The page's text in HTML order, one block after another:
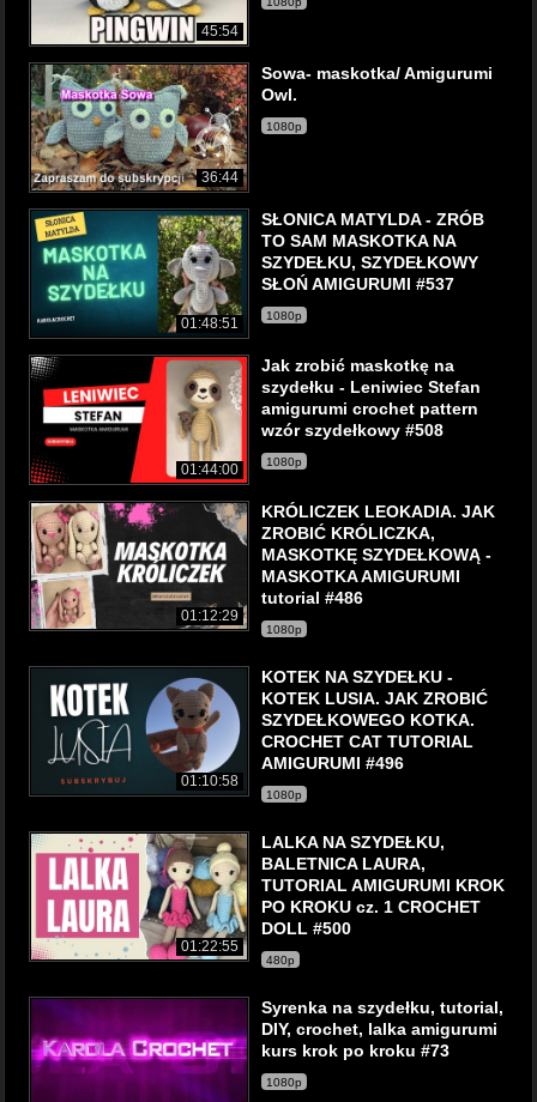
45:54
36:44
Sowa- maskotka/ Amigurumi
Owl.
1080p
01:48:51
SŁONICA MATYLDA - ZRÓB
TO SAM MASKOTKA NA
SZYDEŁKU, SZYDEŁKOWY
SŁOŃ AMIGURUMI #537
1080p
01:44:00
Jak zrobić maskotkę na
szydełku - Leniwiec Stefan
amigurumi crochet pattern
wzór szydełkowy #508
1080p
01:12:29
KRÓLICZEK LEOKADIA. JAK
ZROBIĆ KRÓLICZKA,
MASKOTKĘ SZYDEŁKOWĄ -
MASKOTKA AMIGURUMI
tutorial #486
1080p
01:10:58
KOTEK NA SZYDEŁKU -
KOTEK LUSIA. JAK ZROBIĆ
SZYDEŁKOWEGO KOTKA.
CROCHET CAT TUTORIAL
AMIGURUMI #496
1080p
01:22:55
LALKA NA SZYDEŁKU,
BALETNICA LAURA,
TUTORIAL AMIGURUMI KROK
PO KROKU cz. 1 CROCHET
DOLL #500
480p
Syrenka na szydełku, tutorial,
DIY, crochet, lalka amigurumi
kurs krok po kroku #73
1080p